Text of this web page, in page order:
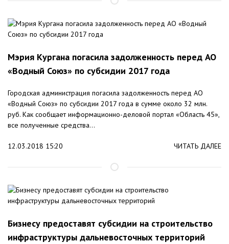
Мэрия Кургана погасила задолженность перед АО
«Водный Союз» по субсидии 2017 года
Городская администрация погасила задолженность перед АО
«Водный Союз» по субсидии 2017 года в сумме около 32 млн.
руб. Как сообщает информационно-деловой портал «Область 45»,
все полученные средства...
12.03.2018 15:20 ЧИТАТЬ ДАЛЕЕ
Бизнесу предоставят субсидии на строительство
инфраструктуры дальневосточных территорий